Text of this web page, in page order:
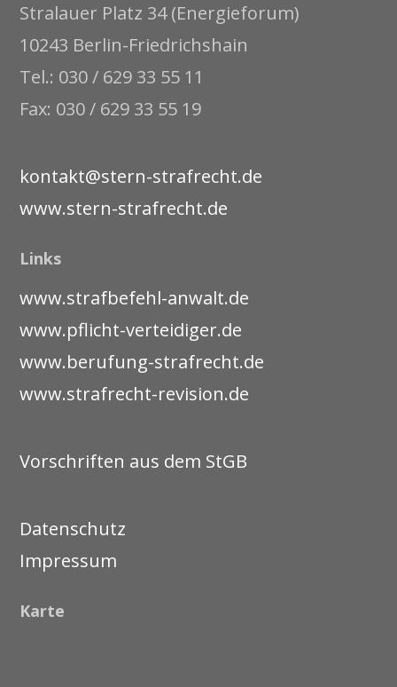
Stralauer Platz 34 (Energieforum)
10243 Berlin-Friedrichshain
Tel.: 030 / 629 33 55 11
Fax: 030 / 629 33 55 19
kontakt@stern-strafrecht.de
www.stern-strafrecht.de
Links
www.strafbefehl-anwalt.de
www.pflicht-verteidiger.de
www.berufung-strafrecht.de
www.strafrecht-revision.de
Vorschriften aus dem StGB
Datenschutz
Impressum
Karte